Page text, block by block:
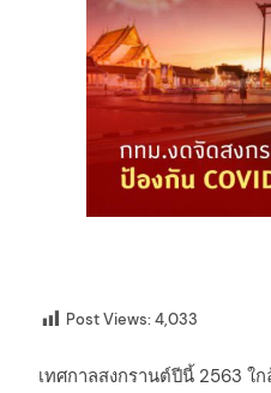
Post Views:4,033
เทศกาลสงกรานต์ปีนี้ 2563 ใ